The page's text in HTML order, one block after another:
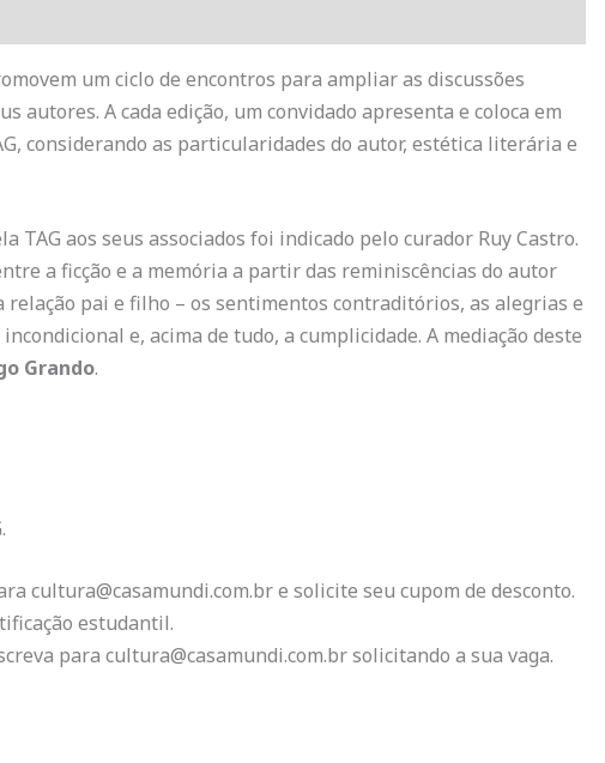
um ciclo de encontros para ampliar as discussões
autores. A cada edição, um convidado apresenta e coloca em
considerando as particularidades do autor, estética literária e
TAG aos seus associados foi indicado pelo curador Ruy Castro.
a ficção e a memória a partir das reminiscências do autor
relação pai e filho – os sentimentos contraditórios, as alegrias e
e, acima de tudo, a cumplicidade. A mediação deste
Grando.
cultura@casamundi.com.br e solicite seu cupom de desconto.
estudantil.
para cultura@casamundi.com.br solicitando a sua vaga.